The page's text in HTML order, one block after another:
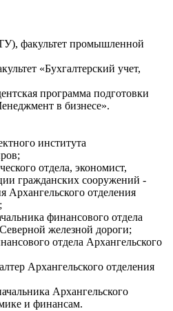
факультет промышленной
«Бухгалтерский учет,
программа подготовки
в бизнесе».
института
отдела, экономист,
гражданских сооружений -
Архангельского отделения
финансового отдела
железной дороги;
отдела Архангельского
Архангельского отделения
Архангельского
и финансам.